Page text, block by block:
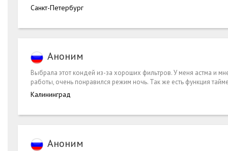
Санкт-Петербург
Аноним
Выбрала этот кондей из-за хороших фильтров. У меня астма и
работы, очень понравился режим ночь. Так же есть функция
Калининград
Аноним